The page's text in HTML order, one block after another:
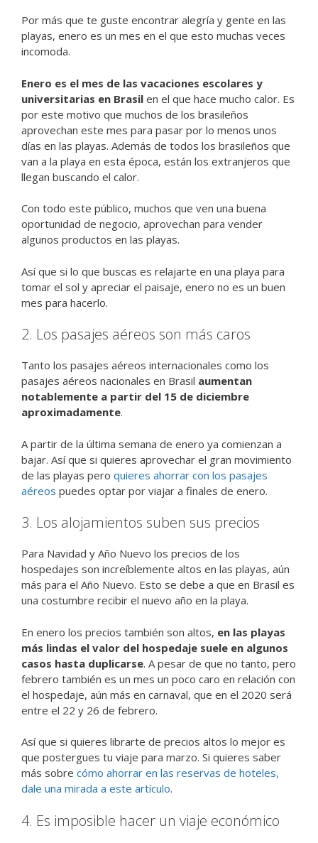
Por más que te guste encontrar alegría y gente en las
playas, enero es un mes en el que esto muchas veces
incomoda.
Enero es el mes de las vacaciones escolares y
universitarias en Brasil en el que hace mucho calor. Es
por este motivo que muchos de los brasileños
aprovechan este mes para pasar por lo menos unos
días en las playas. Además de todos los brasileños que
van a la playa en esta época, están los extranjeros que
llegan buscando el calor.
Con todo este público, muchos que ven una buena
oportunidad de negocio, aprovechan para vender
algunos productos en las playas.
Así que si lo que buscas es relajarte en una playa para
tomar el sol y apreciar el paisaje, enero no es un buen
mes para hacerlo.
2. Los pasajes aéreos son más caros
Tanto los pasajes aéreos internacionales como los
pasajes aéreos nacionales en Brasil aumentan
notablemente a partir del 15 de diciembre
aproximadamente.
A partir de la última semana de enero ya comienzan a
bajar. Así que si quieres aprovechar el gran movimiento
de las playas pero quieres ahorrar con los pasajes
aéreos puedes optar por viajar a finales de enero.
3. Los alojamientos suben sus precios
Para Navidad y Año Nuevo los precios de los
hospedajes son increíblemente altos en las playas, aún
más para el Año Nuevo. Esto se debe a que en Brasil es
una costumbre recibir el nuevo año en la playa.
En enero los precios también son altos, en las playas
más lindas el valor del hospedaje suele en algunos
casos hasta duplicarse. A pesar de que no tanto, pero
febrero también es un mes un poco caro en relación con
el hospedaje, aún más en carnaval, que en el 2020 será
entre el 22 y 26 de febrero.
Así que si quieres librarte de precios altos lo mejor es
que postergues tu viaje para marzo. Si quieres saber
más sobre cómo ahorrar en las reservas de hoteles,
dale una mirada a este artículo.
4. Es imposible hacer un viaje económico